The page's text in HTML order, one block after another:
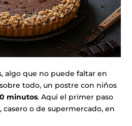
algo que no puede faltar en
todo, un postre con niños
minutos. Aquí el primer paso
o de supermercado, en